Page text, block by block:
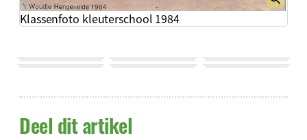
Klassenfoto kleuterschool 1984
Deel dit artikel